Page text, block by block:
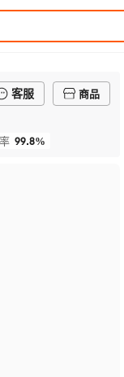
客服 商品
99.8%